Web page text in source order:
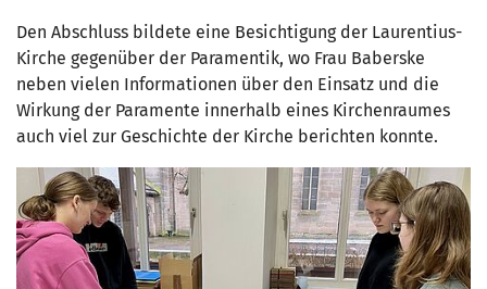
Den Abschluss bildete eine Besichtigung der Laurentius-
Kirche gegenüber der Paramentik, wo Frau Baberske
neben vielen Informationen über den Einsatz und die
Wirkung der Paramente innerhalb eines Kirchenraumes
auch viel zur Geschichte der Kirche berichten konnte.